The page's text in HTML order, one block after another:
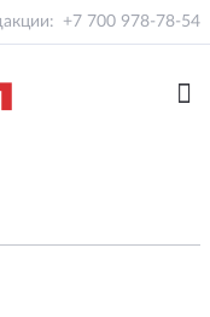
+7 700 978-78-54